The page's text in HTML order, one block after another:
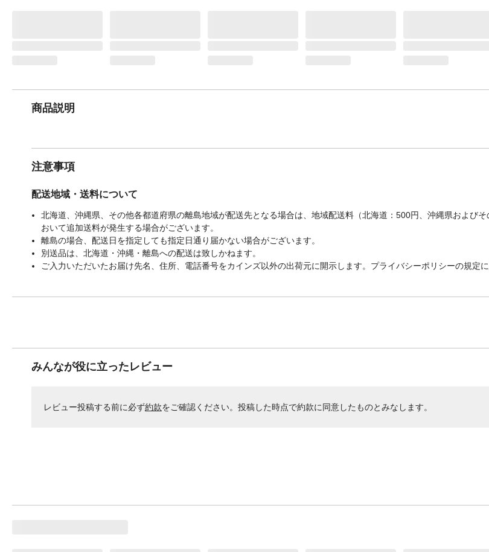
商品説明
注意事項
配送地域・送料について
北海道、沖縄県、その他各都道府県の離島地域が配送先となる場合は、地域配送料（北海道：500円、沖縄県および
おいて追加送料が発生する場合がございます。
離島の場合、配送日を指定しても指定日通り届かない場合がございます。
別送品は、北海道・沖縄・離島への配送は致しかねます。
ご入力いただいたお届け先名、住所、電話番号をカインズ以外の出荷元に開示します。プライバシーポリシーの規定
みんなが役に立ったレビュー
レビュー投稿する前に必ず約款をご確認ください。投稿した時点で約款に同意したものとみなします。